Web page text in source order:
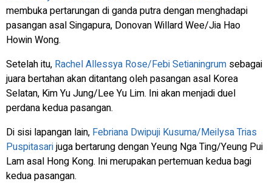
membuka pertarungan di ganda putra dengan menghadapi
pasangan asal Singapura, Donovan Willard Wee/Jia Hao
Howin Wong.
Setelah itu, Rachel Allessya Rose/Febi Setianingrum sebagai
juara bertahan akan ditantang oleh pasangan asal Korea
Selatan, Kim Yu Jung/Lee Yu Lim. Ini akan menjadi duel
perdana kedua pasangan.
Di sisi lapangan lain, Febriana Dwipuji Kusuma/Meilysa Trias
Puspitasarijuga bertarung dengan Yeung Nga Ting/Yeung Pui
Lam asal Hong Kong. Ini merupakan pertemuan kedua bagi
kedua pasangan.